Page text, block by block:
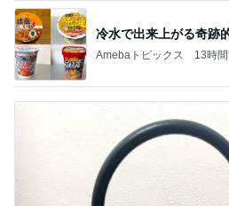
冷水で出来上がる奇跡
Amebaトピックス 13時